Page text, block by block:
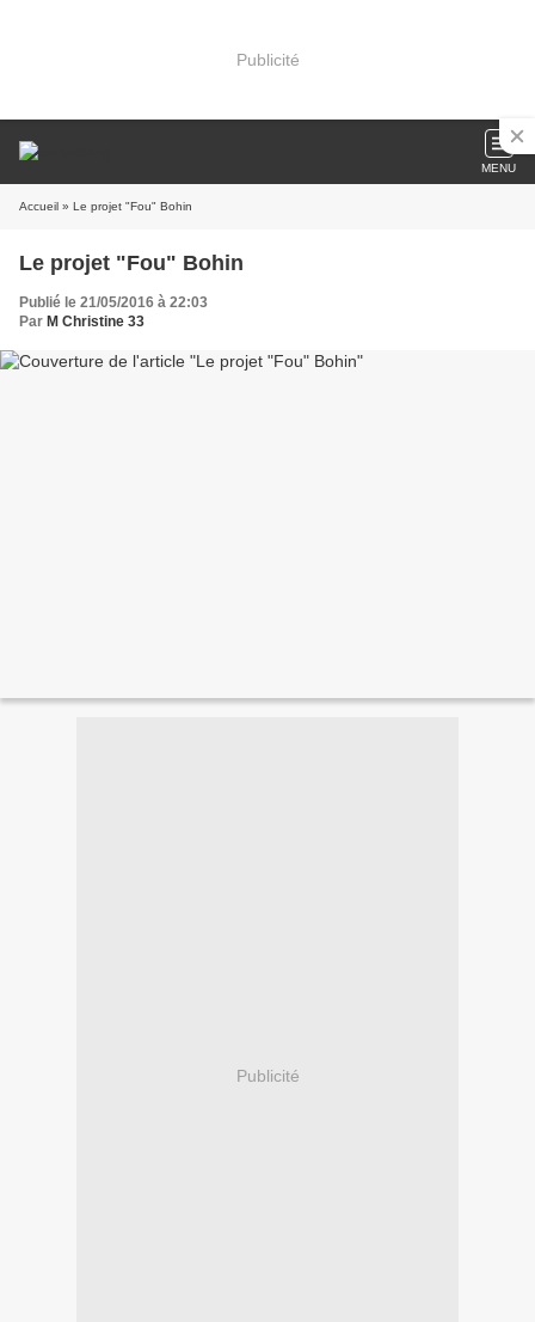
Publicité
MENU
Accueil » Le projet "Fou" Bohin
Le projet "Fou" Bohin
Publié le 21/05/2016 à 22:03
Par M Christine 33
Publicité